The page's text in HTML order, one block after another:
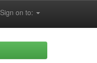
Sign on to: